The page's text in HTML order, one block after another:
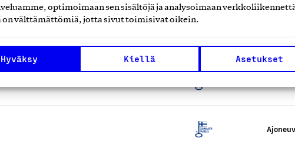
optimoimaan sen sisältöjä ja analysoimaan
on välttämättömiä, jotta sivut toimisivat oikein.
Hyväksy Kiellä Asetukset